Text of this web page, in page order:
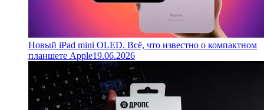
Новый iPad mini OLED. Всё, что известно о компактном
планшете Apple19.06.2026